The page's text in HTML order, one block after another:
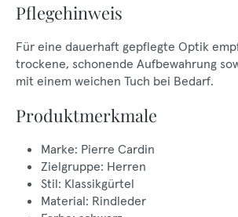
Pflegehinweis
Für eine dauerhaft gepflegte Optik
trockene, schonende Aufbewahrung
mit einem weichen Tuch bei Bedarf.
Produktmerkmale
Marke: Pierre Cardin
Zielgruppe: Herren
Stil: Klassikgürtel
Material: Rindleder